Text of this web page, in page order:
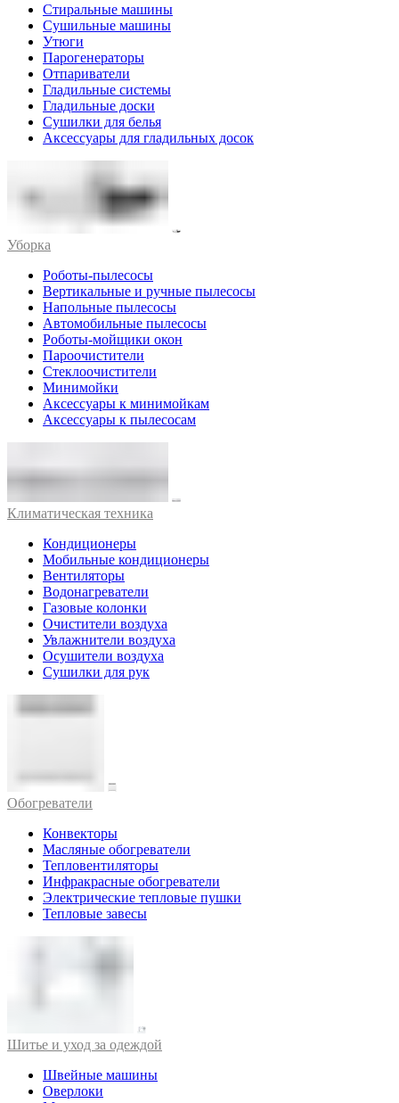
Стиральные машины
Сушильные машины
Утюги
Парогенераторы
Отпариватели
Гладильные системы
Гладильные доски
Сушилки для белья
Аксессуары для гладильных досок
Уборка
Роботы-пылесосы
Вертикальные и ручные пылесосы
Напольные пылесосы
Автомобильные пылесосы
Роботы-мойщики окон
Пароочистители
Стеклоочистители
Минимойки
Аксессуары к минимойкам
Аксессуары к пылесосам
Климатическая техника
Кондиционеры
Мобильные кондиционеры
Вентиляторы
Водонагреватели
Газовые колонки
Очистители воздуха
Увлажнители воздуха
Осушители воздуха
Сушилки для рук
Обогреватели
Конвекторы
Масляные обогреватели
Тепловентиляторы
Инфракрасные обогреватели
Электрические тепловые пушки
Тепловые завесы
Шитье и уход за одеждой
Швейные машины
Оверлоки